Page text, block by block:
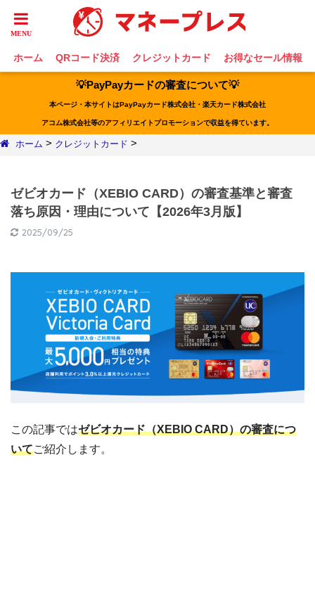
ホーム QRコード決済 クレジットカード お得なセール情報
💡PayPayカードの審査について💡
本ページ・本サイトはPayPayカード株式会社・楽天カード株式会社
アコム株式会社等のアフィリエイトプロモーションで収益を得ています。
ホーム > クレジットカード >
ゼビオカード（XEBIO CARD）の審査基準と審査
落ち原因・理由について【2026年3月版】
2025/09/25
この記事ではゼビオカード（XEBIO CARD）の審査につ
いてご紹介します。